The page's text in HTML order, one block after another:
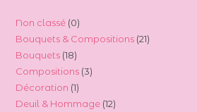
Non classé 00
produit
Bouquets & Compositions 2121
Bouquets 1818
produits
Compositions 33
Décoration 11
produit
Deuil & Hommage 1212